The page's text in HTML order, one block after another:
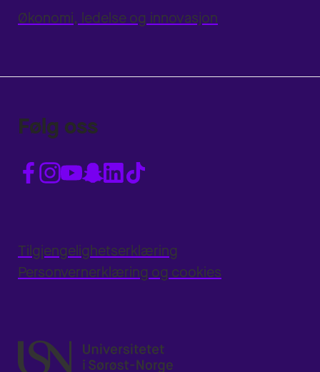
Økonomi, ledelse og innovasjon
Følg oss
Tilgjengelighetserklæring
Personvernerklæring og cookies